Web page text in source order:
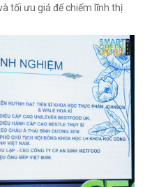
tối ưu giá để chiếm lĩnh thị